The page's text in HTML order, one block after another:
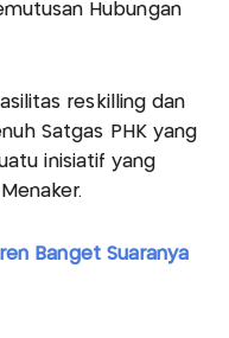
Hubungan
reskilling dan
Satgas PHK yang
inisiatif yang
Banget Suaranya